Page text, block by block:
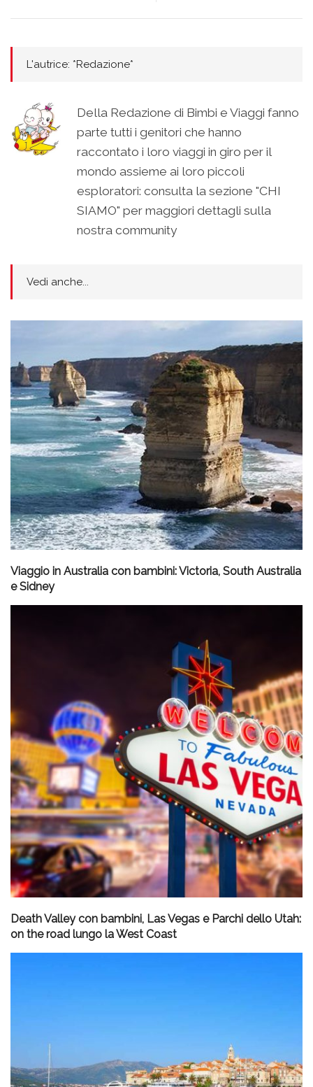
L'autrice: *Redazione*
Della Redazione di Bimbi e Viaggi fanno
parte tutti i genitori che hanno
raccontato i loro viaggi in giro per il
mondo assieme ai loro piccoli
esploratori: consulta la sezione "CHI
SIAMO" per maggiori dettagli sulla
nostra community
Vedi anche...
Viaggio in Australia con bambini: Victoria, South Australia
e Sidney
Death Valley con bambini, Las Vegas e Parchi dello Utah:
on the road lungo la West Coast